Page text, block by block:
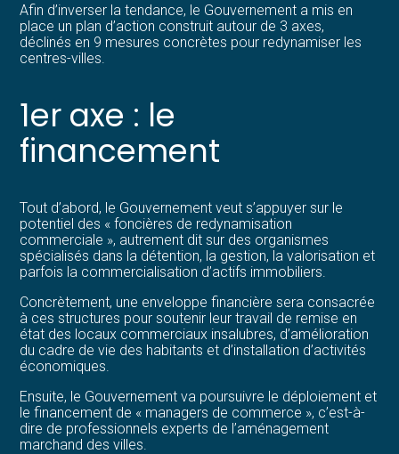
Afin d’inverser la tendance, le Gouvernement a mis en
place un plan d’action construit autour de 3 axes,
déclinés en 9 mesures concrètes pour redynamiser les
centres-villes.
1er axe : le
financement
Tout d’abord, le Gouvernement veut s’appuyer sur le
potentiel des « foncières de redynamisation
commerciale », autrement dit sur des organismes
spécialisés dans la détention, la gestion, la valorisation et
parfois la commercialisation d’actifs immobiliers.
Concrètement, une enveloppe financière sera consacrée
à ces structures pour soutenir leur travail de remise en
état des locaux commerciaux insalubres, d’amélioration
du cadre de vie des habitants et d’installation d’activités
économiques.
Ensuite, le Gouvernement va poursuivre le déploiement et
le financement de « managers de commerce », c’est-à-
dire de professionnels experts de l’aménagement
marchand des villes.